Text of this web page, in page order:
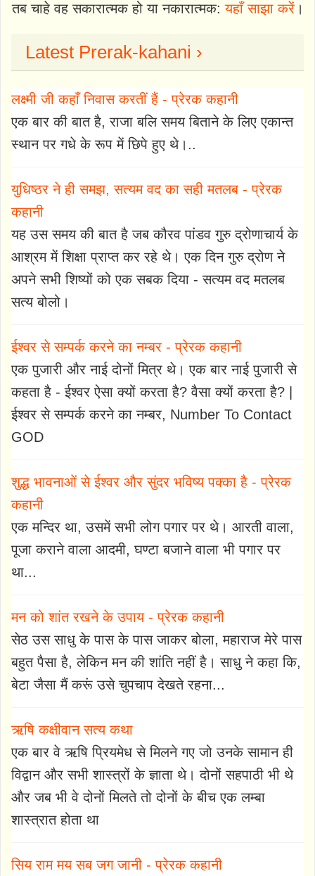
तब चाहे वह सकारात्मक हो या नकारात्मक:यहाँ साझा करें।
Latest Prerak-kahani ›
लक्ष्मी जी कहाँ निवास करतीं हैं - प्रेरक कहानी
एक बार की बात है, राजा बलि समय बिताने के लिए एकान्त
स्थान पर गधे के रूप में छिपे हुए थे।..
युधिष्ठर ने ही समझ, सत्यम वद का सही मतलब - प्रेरक
कहानी
यह उस समय की बात है जब कौरव पांडव गुरु द्रोणाचार्य के
आश्रम में शिक्षा प्राप्त कर रहे थे। एक दिन गुरु द्रोण ने
अपने सभी शिष्यों को एक सबक दिया - सत्यम वद मतलब
सत्य बोलो।
ईश्वर से सम्पर्क करने का नम्बर - प्रेरक कहानी
एक पुजारी और नाई दोनों मित्र थे। एक बार नाई पुजारी से
कहता है - ईश्वर ऐसा क्यों करता है? वैसा क्यों करता है? |
ईश्वर से सम्पर्क करने का नम्बर, Number To Contact
GOD
शुद्ध भावनाओं से ईश्वर और सुंदर भविष्य पक्का है - प्रेरक
कहानी
एक मन्दिर था, उसमें सभी लोग पगार पर थे। आरती वाला,
पूजा कराने वाला आदमी, घण्टा बजाने वाला भी पगार पर
था...
मन को शांत रखने के उपाय - प्रेरक कहानी
सेठ उस साधु के पास के पास जाकर बोला, महाराज मेरे पास
बहुत पैसा है, लेकिन मन की शांति नहीं है। साधु ने कहा कि,
बेटा जैसा मैं करूं उसे चुपचाप देखते रहना...
ऋषि कक्षीवान सत्य कथा
एक बार वे ऋषि प्रियमेध से मिलने गए जो उनके सामान ही
विद्वान और सभी शास्त्रों के ज्ञाता थे। दोनों सहपाठी भी थे
और जब भी वे दोनों मिलते तो दोनों के बीच एक लम्बा
शास्त्रात होता था
सिय राम मय सब जग जानी - प्रेरक कहानी